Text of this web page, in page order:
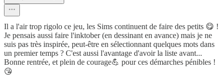
Il a l'air trop rigolo ce jeu, les Sims continuent de faire des petits 😋 !
Je pensais aussi faire l'inktober (en dessinant en avance) mais je ne
suis pas très inspirée, peut-être en sélectionnant quelques mots dans
un premier temps ? C'est aussi l'avantage d'avoir la liste avant...
Bonne rentrée, et plein de courage💪 pour ces démarches pénibles !
😘